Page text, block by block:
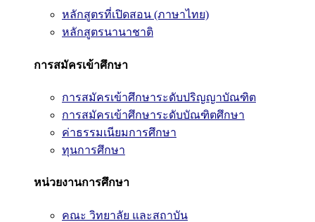
หลักสูตรที่เปิดสอน (ภาษาไทย)
หลักสูตรนานาชาติ
การสมัครเข้าศึกษา
การสมัครเข้าศึกษาระดับปริญญาบัณฑิต
การสมัครเข้าศึกษาระดับบัณฑิตศึกษา
ค่าธรรมเนียมการศึกษา
ทุนการศึกษา
หน่วยงานการศึกษา
คณะ วิทยาลัย และสถาบัน